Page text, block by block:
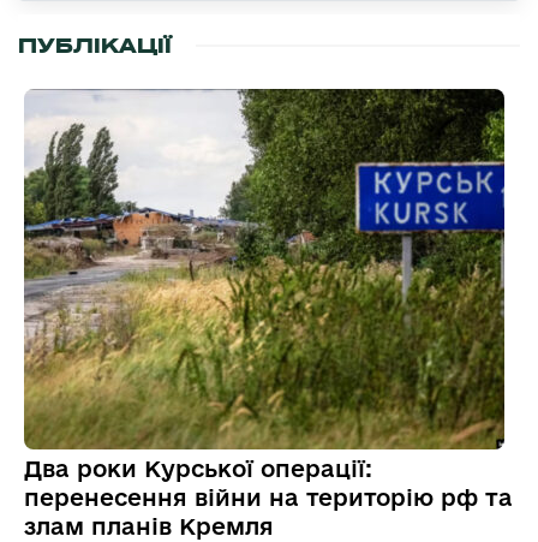
ПУБЛІКАЦІЇ
Два роки Курської операції:
перенесення війни на територію рф та
злам планів Кремля